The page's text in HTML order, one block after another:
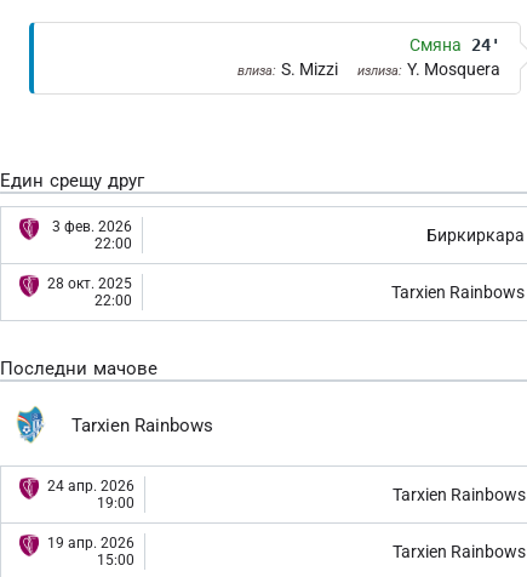
Смяна 24'
влиза: S. Mizzi излиза: Y. Mosquera
Един срещу друг
3 фев. 2026
22:00
Биркиркара
28 окт. 2025
22:00
Tarxien Rainbows
Последни мачове
Tarxien Rainbows
24 апр. 2026
19:00
Tarxien Rainbows
19 апр. 2026
15:00
Tarxien Rainbows